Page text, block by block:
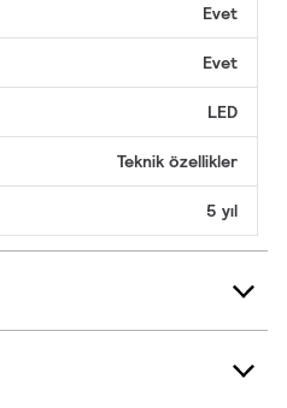
Evet
Evet
LED
Teknik özellikler
5 yıl